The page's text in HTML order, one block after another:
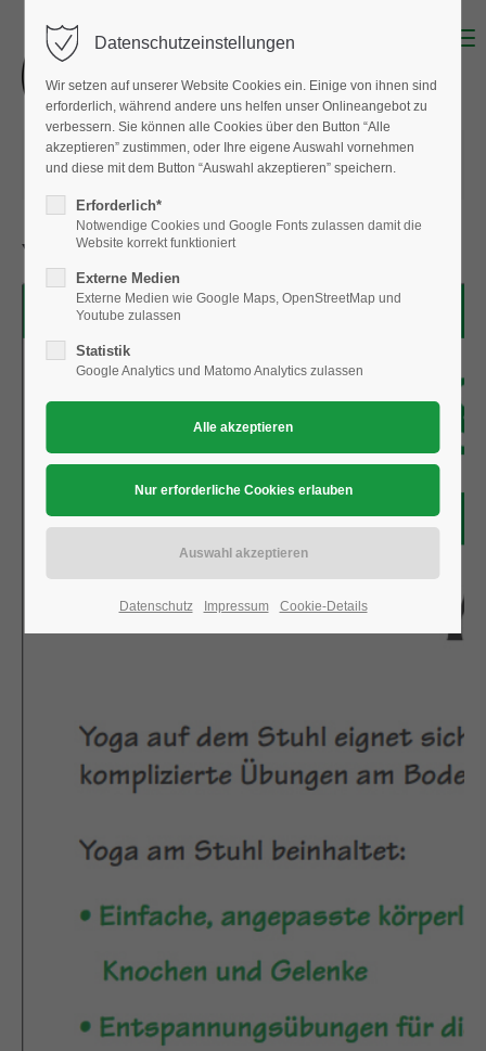
29.01.2024 14:47 von Albert Hausmann
Yoga auf und mit dem Stuhl
Datenschutzeinstellungen
Wir setzen auf unserer Website Cookies ein. Einige von ihnen sind
erforderlich, während andere uns helfen unser Onlineangebot zu
verbessern. Sie können alle Cookies über den Button “Alle
akzeptieren” zustimmen, oder Ihre eigene Auswahl vornehmen
und diese mit dem Button “Auswahl akzeptieren” speichern.
Erforderlich*
Notwendige Cookies und Google Fonts zulassen damit die
Website korrekt funktioniert
Externe Medien
Externe Medien wie Google Maps, OpenStreetMap und
Youtube zulassen
Statistik
Google Analytics und Matomo Analytics zulassen
Datenschutz Impressum Cookie-Details